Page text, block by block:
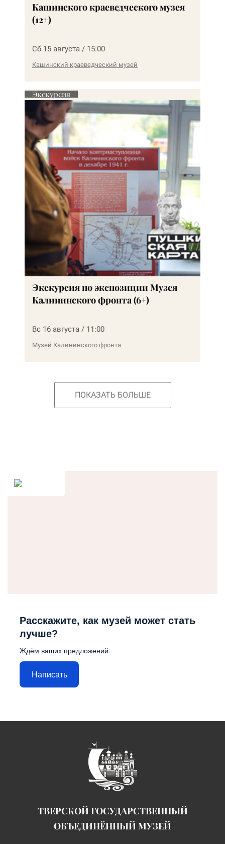
Кашинского краеведческого музея
(12+)
Сб 15 августа / 15:00
Кашинский краеведческий музей
Экскурсия
Экскурсия по экспозиции Музея
Калининского фронта (6+)
Вс 16 августа / 11:00
Музей Калининского фронта
ПОКАЗАТЬ БОЛЬШЕ
Расскажите, как музей может стать
лучше?
Ждём ваших предложений
Написать
ТВЕРСКОЙ ГОСУДАРСТВЕННЫЙ
ОБЪЕДИНЁННЫЙ МУЗЕЙ